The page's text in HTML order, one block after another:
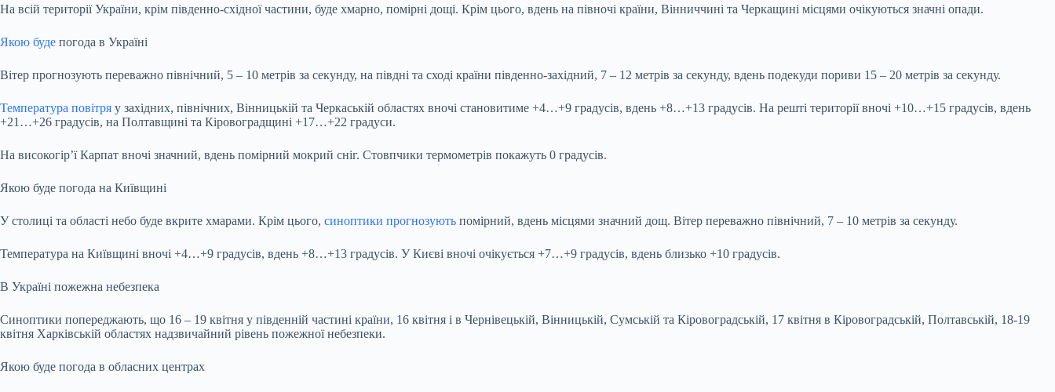
На всій території України, крім південно-східної частини, буде хмарно, помірні дощі. Крім цього, вдень на півночі країни, Вінниччині та Черкащині місцями очікуються значні опади.
Якою буде погода в Україні
Вітер прогнозують переважно північний, 5 – 10 метрів за секунду, на півдні та сході країни південно-західний, 7 – 12 метрів за секунду, вдень подекуди пориви 15 – 20 метрів за секунду.
Температура повітря у західних, північних, Вінницькій та Черкаській областях вночі становитиме +4…+9 градусів, вдень +8…+13 градусів. На решті території вночі +10…+15 градусів, вдень
+21…+26 градусів, на Полтавщині та Кіровоградщині +17…+22 градуси.
На високогір’ї Карпат вночі значний, вдень помірний мокрий сніг. Стовпчики термометрів покажуть 0 градусів.
Якою буде погода на Київщині
У столиці та області небо буде вкрите хмарами. Крім цього, синоптики прогнозують помірний, вдень місцями значний дощ. Вітер переважно північний️, 7 – 10 метрів за секунду.
Температура на Київщині вночі +4…+9 градусів, вдень +8…+13 градусів. У Києві вночі очікується +7…+9 градусів, вдень близько +10 градусів.
В Україні пожежна небезпека
Синоптики попереджають, що 16 – 19 квітня у південній частині країни, 16 квітня і в Чернівецькій, Вінницькій, Сумській та Кіровоградській, 17 квітня в Кіровоградській, Полтавській, 18-19
квітня Харківській областях надзвичайний рівень пожежної небезпеки.
Якою буде погода в обласних центрах